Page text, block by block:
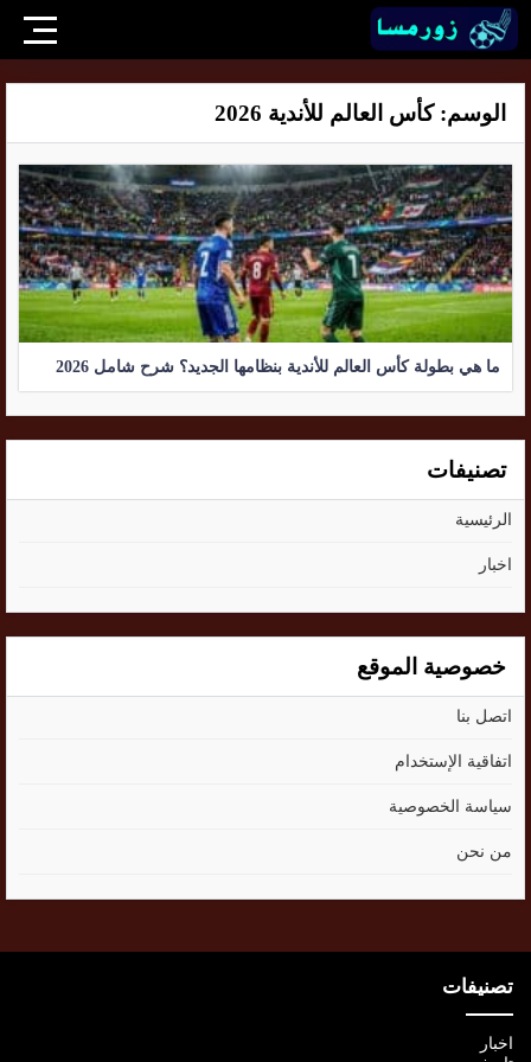
الوسم:كأس العالم للأندية 2026
ما هي بطولة كأس العالم للأندية بنظامها الجديد؟ شرح شامل 2026
تصنيفات
الرئيسية
اخبار
خصوصية الموقع
اتصل بنا
اتفاقية الإستخدام
سياسة الخصوصية
من نحن
تصنيفات
اخبار